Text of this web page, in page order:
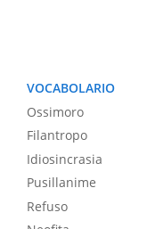
VOCABOLARIO
Ossimoro
Filantropo
Idiosincrasia
Pusillanime
Refuso